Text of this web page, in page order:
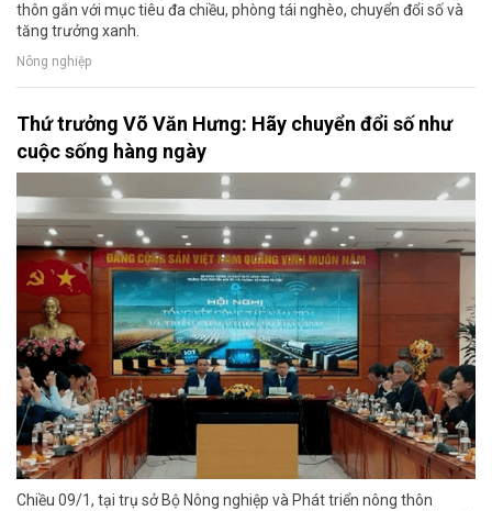
thôn gắn với mục tiêu đa chiều, phòng tái nghèo, chuyển đổi số và
tăng trưởng xanh.
Nông nghiệp
Thứ trưởng Võ Văn Hưng: Hãy chuyển đổi số như
cuộc sống hàng ngày
Chiều 09/1, tại trụ sở Bộ Nông nghiệp và Phát triển nông thôn